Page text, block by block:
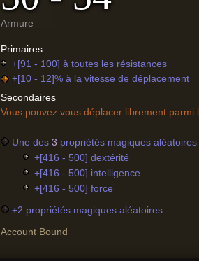
Armure
Primaires
+[91 - 100] à toutes les résistances
+[10 - 12]% à la vitesse de déplacement
Secondaires
Vous pouvez vous déplacer librement parmi
Une des 3 propriétés magiques
+[416 - 500] dextérité
+[416 - 500] intelligence
+[416 - 500] force
+2 propriétés magiques aléatoires
Account Bound